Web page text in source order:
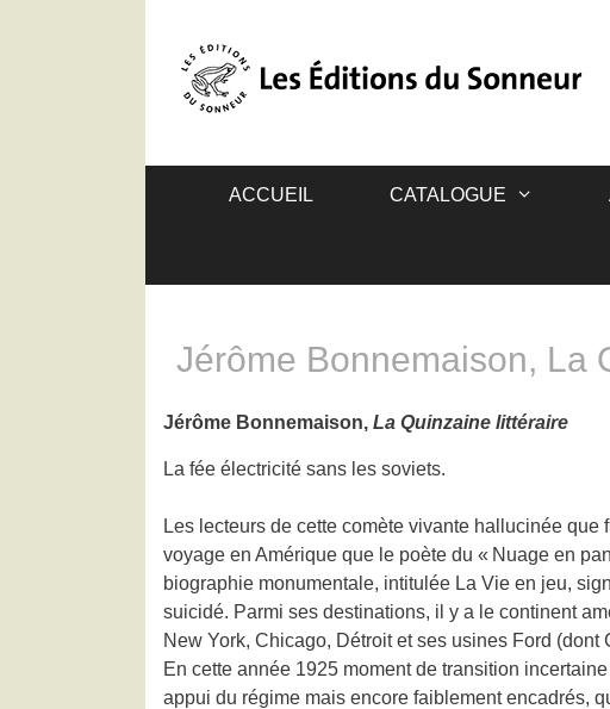
ACCUEIL CATALOGUE
Jérôme Bonnemaison, La
Jérôme Bonnemaison, La Quinzaine littéraire
La fée électricité sans les soviets.
Les lecteurs de cette comète vivante hallucinée
voyage en Amérique que le poète du « Nuage en
biographie monumentale, intitulée La Vie en jeu,
suicidé. Parmi ses destinations, il y a le continent
New York, Chicago, Détroit et ses usines Ford
En cette année 1925 moment de transition
appui du régime mais encore faiblement encadrés,